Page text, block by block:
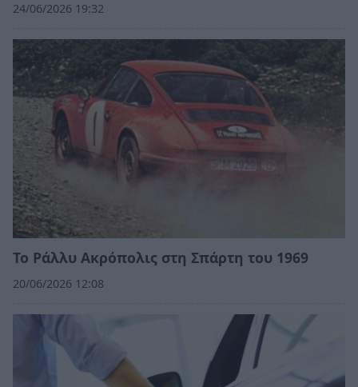
24/06/2026 19:32
Το Ράλλυ Ακρόπολις στη Σπάρτη του 1969
20/06/2026 12:08